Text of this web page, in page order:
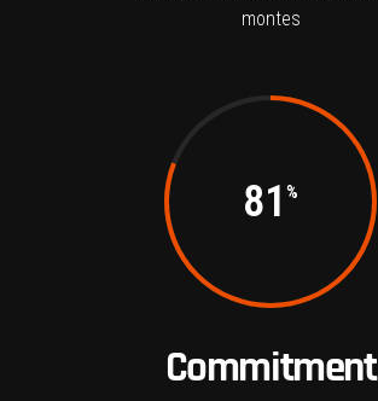
montes
81
Commitment